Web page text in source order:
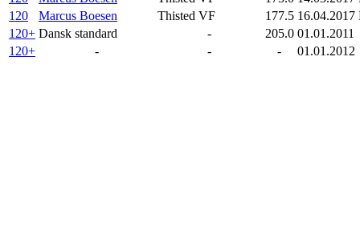
120
Marcus Boesen Thisted VF 177.5 16.04.2017
120+ Dansk standard - 205.0 01.01.2011
120+
- - - 01.01.2012